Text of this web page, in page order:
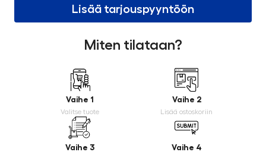
Lisää tarjouspyyntöön
Miten tilataan?
Vaihe 1
Valitse tuote
Vaihe 2
Lisää ostoskoriin
Vaihe 3 Vaihe 4